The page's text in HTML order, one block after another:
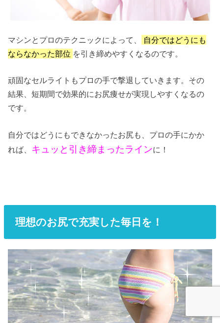
マシンとプロのテクニックによって、
自分ではどうにも
ならなかった部位 を引き締めやすくなるのです。
頑固なセルライトもプロの手で撃退していきます。その
結果、短期間で効果的にお尻痩せが実現しやすくなるの
です。
自分ではどうにもできなかったお尻も、プロの手にかか
れば、 キュッと引き締まったラインに！
理想のお尻で充実した毎日を！